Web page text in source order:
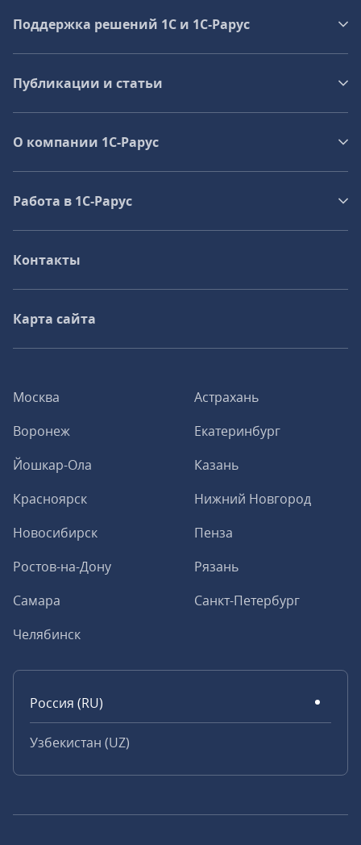
Москва
Астрахань
Воронеж
Екатеринбург
Йошкар-Ола
Казань
Красноярск
Нижний Новгород
Новосибирск
Пенза
Ростов-на-Дону
Рязань
Самара
Санкт-Петербург
Челябинск
Россия (RU)
Узбекистан (UZ)
Поддержка решений 1С и 1С‑Рарус
Публикации и статьи
О компании 1C-Рарус
Работа в 1С‑Рарус
Контакты
Карта сайта